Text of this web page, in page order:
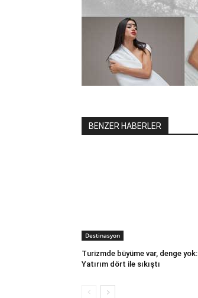
BENZER HABERLER
Destinasyon
Turizmde büyüme var, denge yok:
Yatırım dört ile sıkıştı